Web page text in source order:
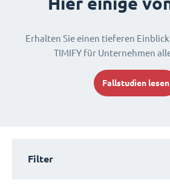
Erhalten Sie einen tieferen
TIMIFY für Unternehmen
Fallstudien lesen
Filter